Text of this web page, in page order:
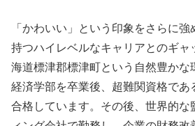
「かわいい」という印象をさらに
持つハイレベルなキャリアとのギャ
海道標津郡標津町という自然豊かな
経済学部を卒業後、超難関資格であ
合格しています。その後、世界的な